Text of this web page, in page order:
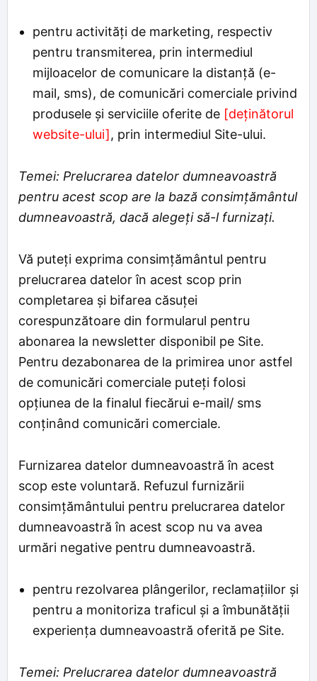
pentru activităţi de marketing, respectiv
pentru transmiterea, prin intermediul
mijloacelor de comunicare la distanţă (e-
mail, sms), de comunicări comerciale privind
produsele şi serviciile oferite de [deținătorul
website-ului], prin intermediul Site-ului.
Temei: Prelucrarea datelor dumneavoastră
pentru acest scop are la bază consimțământul
dumneavoastră, dacă alegeți să-l furnizați.
Vă puteți exprima consimțământul pentru
prelucrarea datelor în acest scop prin
completarea și bifarea căsuței
corespunzătoare din formularul pentru
abonarea la newsletter disponibil pe Site.
Pentru dezabonarea de la primirea unor astfel
de comunicări comerciale puteți folosi
opţiunea de la finalul fiecărui e-mail/ sms
conţinând comunicări comerciale.
Furnizarea datelor dumneavoastră în acest
scop este voluntară. Refuzul furnizării
consimțământului pentru prelucrarea datelor
dumneavoastră în acest scop nu va avea
urmări negative pentru dumneavoastră.
pentru rezolvarea plângerilor, reclamaţiilor şi
pentru a monitoriza traficul și a îmbunătăţii
experiența dumneavoastră oferită pe Site.
Temei: Prelucrarea datelor dumneavoastră